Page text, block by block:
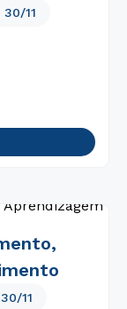
30/11
30/11